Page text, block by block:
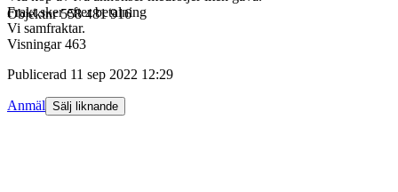
Frakt sker efter betalning
Vi samfraktar.
Objektnr 558 481 916
Visningar 463
Publicerad 11 sep 2022 12:29
Anmäl Sälj liknande